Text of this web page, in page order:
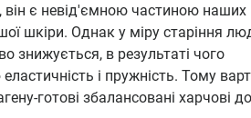
є невід'ємною частиною наших
шкіри. Однак у міру старіння
знижується, в результаті чого
і пружність. Тому
готові збалансовані харчові